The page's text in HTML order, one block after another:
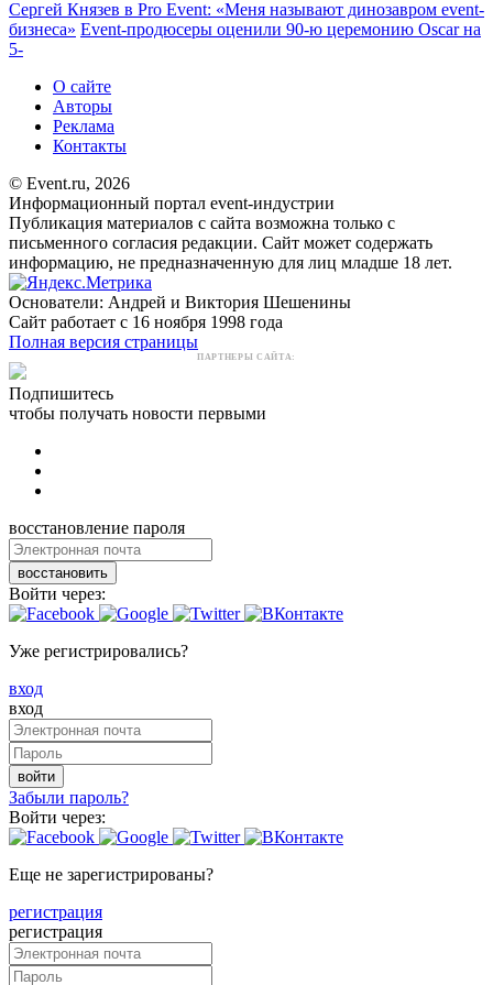
Сергей Князев в Pro Event: «Меня называют динозавром event-
бизнеса» Event-продюсеры оценили 90-ю церемонию Oscar на
5-
О сайте
Авторы
Реклама
Контакты
© Event.ru, 2026
Информационный портал event-индустрии
Публикация материалов с сайта возможна только с
письменного согласия редакции. Сайт может содержать
информацию, не предназначенную для лиц младше 18 лет.
Основатели: Андрей и Виктория Шешенины
Сайт работает с 16 ноября 1998 года
Полная версия страницы
ПАРТНЕРЫ САЙТА:
Подпишитесь
чтобы получать новости первыми
восстановление пароля
восстановить
Войти через:
Уже регистрировались?
вход
вход
войти
Забыли пароль?
Войти через:
Еще не зарегистрированы?
регистрация
регистрация